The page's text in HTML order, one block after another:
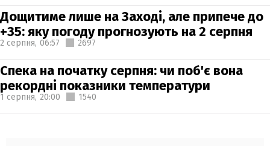
Дощитиме лише на Заході, але припече до
+35: яку погоду прогнозують на 2 серпня
2 серпня, 06:57 2697
Спека на початку серпня: чи поб'є вона
рекордні показники температури
1 серпня, 20:00 1540